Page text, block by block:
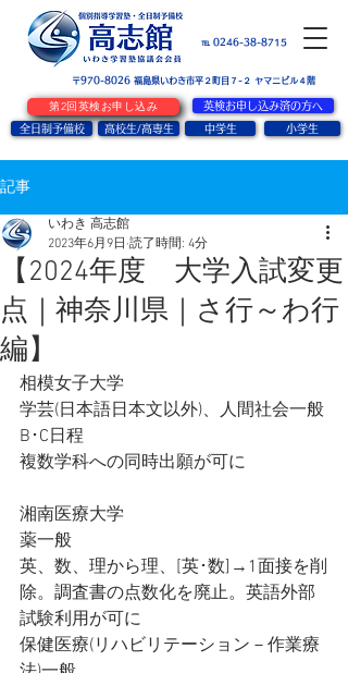
℡ 0246-38-8715
〒970-8026 ​福島県いわき市平２町目７-２ ヤマニビル４階
全日制予備校 高校生/高専生 中学生 小学生
英検お申し込み済の方へ
第2回英検お申し込み
記事
【2024年度 大学入試変更
点｜神奈川県｜さ行～わ行
編】
いわき 高志館
2023年6月9日 読了時間: 4分
相模女子大学
学芸(日本語日本文以外)、人間社会一般
B･C日程
複数学科への同時出願が可に
湘南医療大学
薬一般
英、数、理から理、[英･数]→1面接を削
除。調査書の点数化を廃止。英語外部
試験利用が可に
保健医療(リハビリテーション－作業療